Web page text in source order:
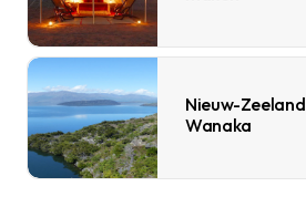
Nieuw-Zeeland
Wanaka